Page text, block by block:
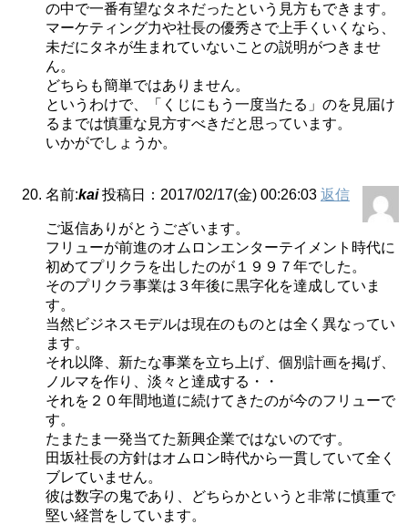
の中で一番有望なタネだったという見方もできます。
マーケティング力や社長の優秀さで上手くいくなら、
未だにタネが生まれていないことの説明がつきませ
ん。
どちらも簡単ではありません。
というわけで、「くじにもう一度当たる」のを見届け
るまでは慎重な見方すべきだと思っています。
いかがでしょうか。
名前:kai 投稿日：2017/02/17(金) 00:26:03 返信
ご返信ありがとうございます。
フリューが前進のオムロンエンターテイメント時代に
初めてプリクラを出したのが１９９７年でした。
そのプリクラ事業は３年後に黒字化を達成していま
す。
当然ビジネスモデルは現在のものとは全く異なってい
ます。
それ以降、新たな事業を立ち上げ、個別計画を掲げ、
ノルマを作り、淡々と達成する・・
それを２０年間地道に続けてきたのが今のフリューで
す。
たまたま一発当てた新興企業ではないのです。
田坂社長の方針はオムロン時代から一貫していて全く
ブレていません。
彼は数字の鬼であり、どちらかというと非常に慎重で
堅い経営をしています。